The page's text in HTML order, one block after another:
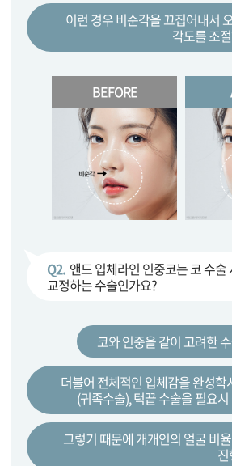
이런 경우 비순각을 끄집어내서
각도를 조
BEFORE
Q2. 앤드 입체라인 인중코는 코 수술
교정하는 수술인가요?
코와 인중을 같이 고려한
더불어 전체적인 입체감을 완성학
(귀족수술), 턱끝 수술을 필요
그렇기 때문에 개개인의 얼굴 비